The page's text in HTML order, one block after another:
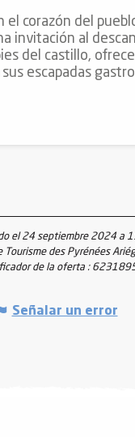
el corazón del
invitación al
del castillo,
escapadas
el 24 septiembre 2024 a
Tourisme des Pyrénées
de la oferta :
Señalar un error